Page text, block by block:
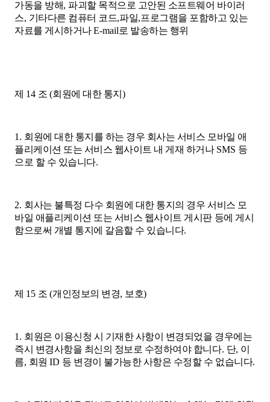
가동을 방해, 파괴할 목적으로 고안된 소프트웨어 바이러
스, 기타다른 컴퓨터 코드,파일,프로그램을 포함하고 있는
자료를 게시하거나E-mail로 발송하는 행위
제 14 조(회원에 대한 통지 )
1. 회원에 대한 통지를 하는 경우 회사는 서비스 모바일 애
플리케이션 또는 서비스 웹사이트 내 게재 하거나 SMS 등
으로 할 수 있습니다.
2. 회사는 불특정 다수 회원에 대한 통지의 경우 서비스 모
바일 애플리케이션 또는 서비스 웹사이트 게시판 등에 게시
함으로써 개별 통지에 갈음할 수 있습니다.
제 15 조(개인정보의 변경, 보호)
1. 회원은 이용신청 시 기재한 사항이 변경되었을 경우에는
즉시 변경사항을 최신의 정보로 수정하여야 합니다. 단, 이
름, 회원ID 등 변경이 불가능한 사항은 수정할 수 없습니다.